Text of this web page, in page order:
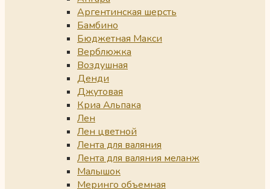
Аргентинская шерсть
Бамбино
Бюджетная Макси
Верблюжка
Воздушная
Денди
Джутовая
Криа Альпака
Лен
Лен цветной
Лента для валяния
Лента для валяния меланж
Малышок
Меринго объемная